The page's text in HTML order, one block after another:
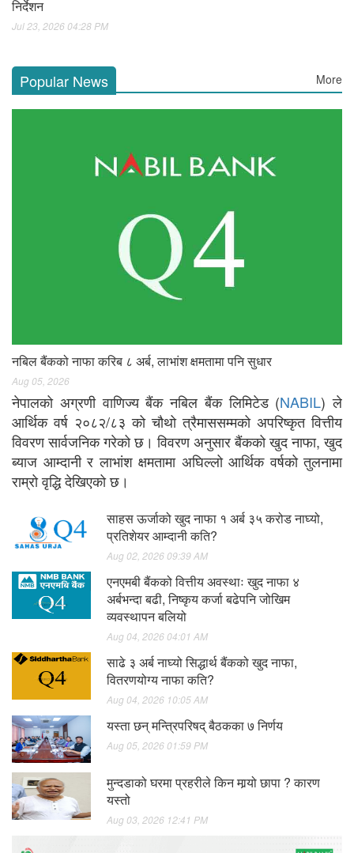
निर्देशन
Jul 23, 2026 04:28 PM
Popular News More
नबिल बैंकको नाफा करिब ८ अर्ब, लाभांश क्षमतामा पनि सुधार
Aug 05, 2026
नेपालको अग्रणी वाणिज्य बैंक नबिल बैंक लिमिटेड (NABIL) ले
आर्थिक वर्ष २०८२/८३ को चौथो त्रैमाससम्मको अपरिष्कृत वित्तीय
विवरण सार्वजनिक गरेको छ। विवरण अनुसार बैंकको खुद नाफा, खुद
ब्याज आम्दानी र लाभांश क्षमतामा अघिल्लो आर्थिक वर्षको तुलनामा
राम्रो वृद्धि देखिएको छ।
साहस ऊर्जाको खुद नाफा १ अर्ब ३५ करोड नाघ्यो,
प्रतिशेयर आम्दानी कति?
Aug 02, 2026 09:39 AM
एनएमबी बैंकको वित्तीय अवस्थाः खुद नाफा ४
अर्बभन्दा बढी, निष्कृय कर्जा बढेपनि जोखिम
व्यवस्थापन बलियो
Aug 04, 2026 04:01 AM
साढे ३ अर्ब नाघ्यो सिद्धार्थ बैंकको खुद नाफा,
वितरणयोग्य नाफा कति?
Aug 04, 2026 10:05 AM
यस्ता छन् मन्त्रिपरिषद् बैठकका ७ निर्णय
Aug 05, 2026 01:59 PM
मुन्दडाको घरमा प्रहरीले किन मार्‍यो छापा ? कारण
यस्तो
Aug 03, 2026 12:41 PM